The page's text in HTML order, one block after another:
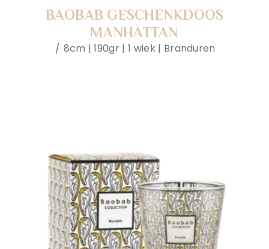
BAOBAB GESCHENKDOOS
MANHATTAN
8cm | 190gr | 1 wiek | Branduren